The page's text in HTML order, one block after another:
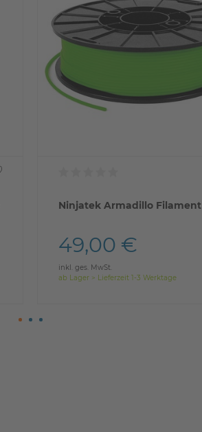
Ninjatek Armadillo Filament
49,00 €
inkl. ges. MwSt.
ab Lager > Lieferzeit 1-3 Werktage